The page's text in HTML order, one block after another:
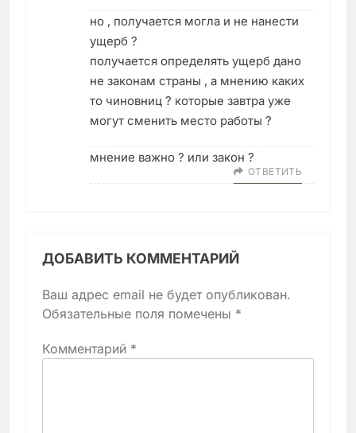
но , получается могла и не нанести
ущерб ?
получается определять ущерб дано
не законам страны , а мнению каких
то чиновниц ? которые завтра уже
могут сменить место работы ?
мнение важно ? или закон ?
ОТВЕТИТЬ
ДОБАВИТЬ КОММЕНТАРИЙ
Ваш адрес email не будет опубликован.
Обязательные поля помечены *
Комментарий *